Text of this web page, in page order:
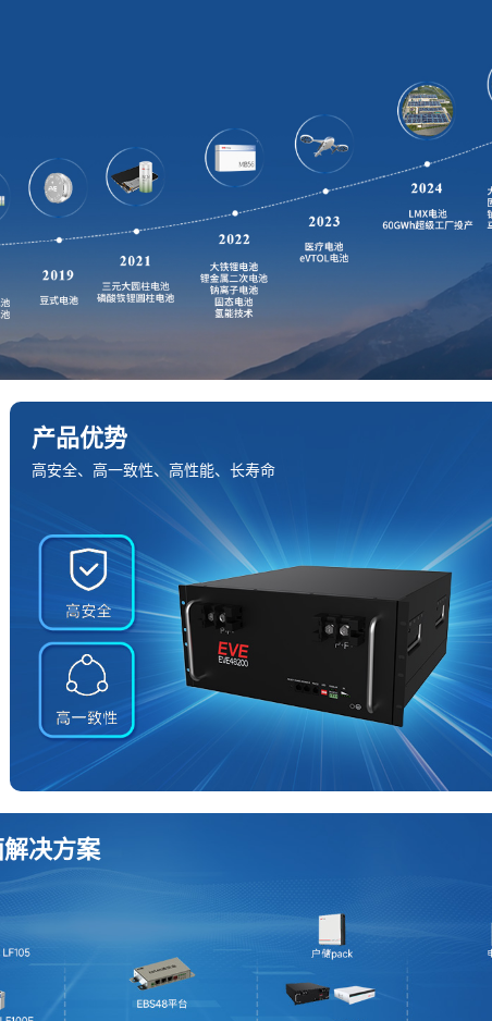
产品优势
高安全、高一致性、高性能、长寿命
决方案